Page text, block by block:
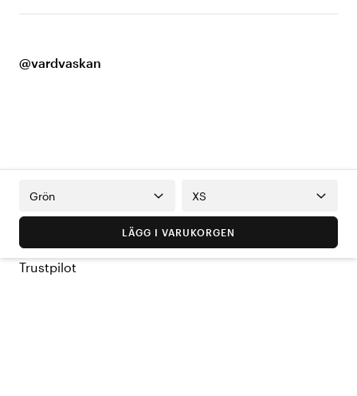
@vardvaskan
Grön XS
LÄGG I VARUKORGEN
Trustpilot